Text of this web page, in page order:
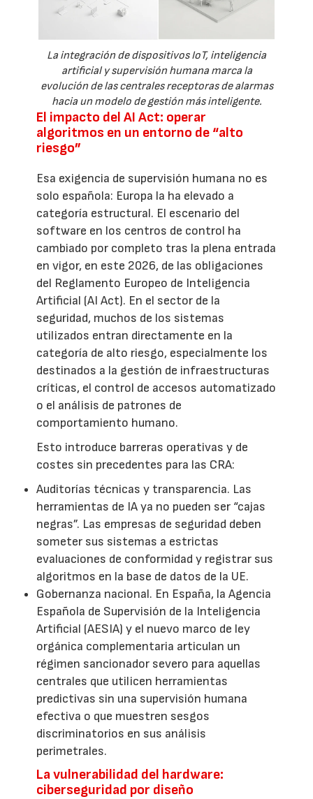
La integración de dispositivos IoT, inteligencia
artificial y supervisión humana marca la
evolución de las centrales receptoras de alarmas
hacia un modelo de gestión más inteligente.
El impacto del AI Act: operar
algoritmos en un entorno de “alto
riesgo”
Esa exigencia de supervisión humana no es
solo española: Europa la ha elevado a
categoría estructural. El escenario del
software en los centros de control ha
cambiado por completo tras la plena entrada
en vigor, en este 2026, de las obligaciones
del Reglamento Europeo de Inteligencia
Artificial (AI Act). En el sector de la
seguridad, muchos de los sistemas
utilizados entran directamente en la
categoría de alto riesgo, especialmente los
destinados a la gestión de infraestructuras
críticas, el control de accesos automatizado
o el análisis de patrones de
comportamiento humano.
Esto introduce barreras operativas y de
costes sin precedentes para las CRA:
Auditorías técnicas y transparencia. Las
herramientas de IA ya no pueden ser “cajas
negras”. Las empresas de seguridad deben
someter sus sistemas a estrictas
evaluaciones de conformidad y registrar sus
algoritmos en la base de datos de la UE.
Gobernanza nacional. En España, la Agencia
Española de Supervisión de la Inteligencia
Artificial (AESIA) y el nuevo marco de ley
orgánica complementaria articulan un
régimen sancionador severo para aquellas
centrales que utilicen herramientas
predictivas sin una supervisión humana
efectiva o que muestren sesgos
discriminatorios en sus análisis
perimetrales.
La vulnerabilidad del hardware:
ciberseguridad por diseño